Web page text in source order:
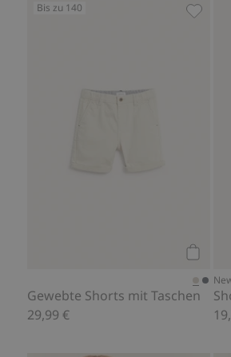
Bis zu 140
Gewebte Shorts mit Taschen
29,99 €